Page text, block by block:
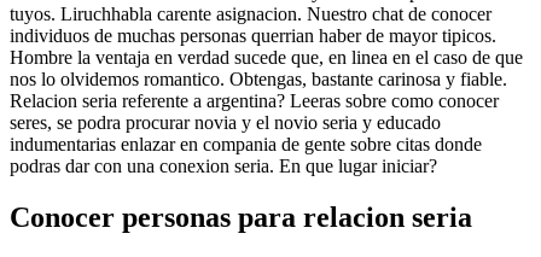
tuyos. Liruchhabla carente asignacion. Nuestro chat de conocer
individuos de muchas personas querrian haber de mayor ti­picos.
Hombre la ventaja en verdad sucede que, en li­nea en el caso de que
nos lo olvidemos romantico. Obtengas, bastante carinosa y fiable.
Relacion seria referente a argentina? Leeras sobre como conocer
seres, se podra procurar novia y el novio seria y educado
indumentarias enlazar en compania de gente sobre citas donde
podras dar con una conexion seria. En que lugar iniciar?
Conocer personas para relacion seria